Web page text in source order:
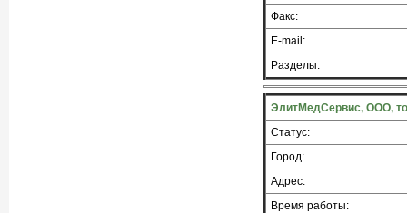
Факс:
E-mail:
Разделы:
ЭлитМедСервис, ООО,
Статус:
Город:
Адрес:
Время работы: